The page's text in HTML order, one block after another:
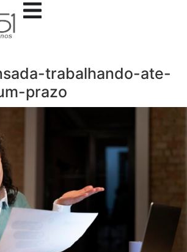
trabalhando-ate-
prazo